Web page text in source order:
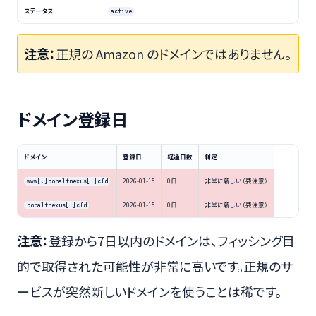
ステータス active
注意：正規の Amazon のドメインではありません。
ドメイン登録日
ドメイン 登録日 経過日数 判定
www[.]cobaltnexus[.]cfd 2026-01-15 0日 非常に新しい（要注意）
cobaltnexus[.]cfd 2026-01-15 0日 非常に新しい（要注意）
注意：登録から7日以内のドメインは、フィッシング目
的で取得された可能性が非常に高いです。正規のサ
ービスが突然新しいドメインを使うことは稀です。